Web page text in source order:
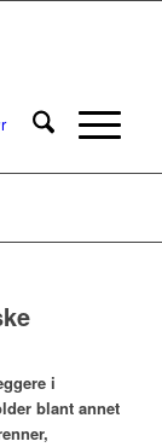
i
blant annet